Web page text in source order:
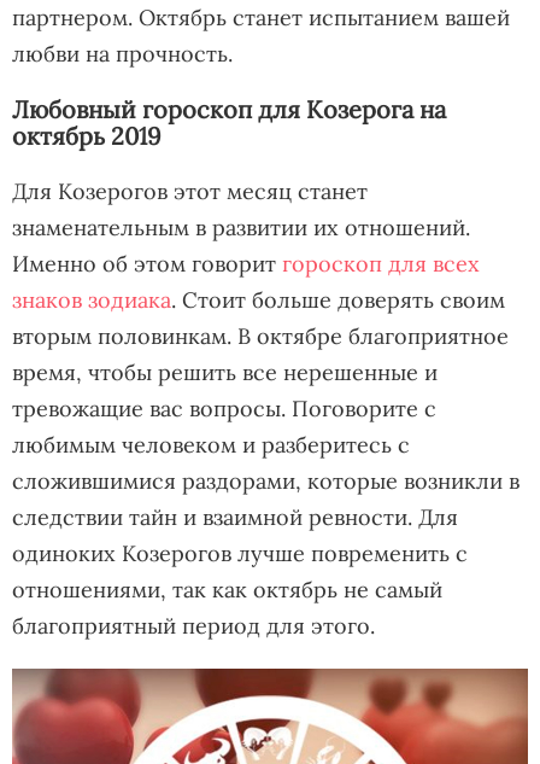
партнером. Октябрь станет испытанием вашей
любви на прочность.
Любовный гороскоп для Козерога на
октябрь 2019
Для Козерогов этот месяц станет
знаменательным в развитии их отношений.
Именно об этом говорит гороскоп для всех
знаков зодиака. Стоит больше доверять своим
вторым половинкам. В октябре благоприятное
время, чтобы решить все нерешенные и
тревожащие вас вопросы. Поговорите с
любимым человеком и разберитесь с
сложившимися раздорами, которые возникли в
следствии тайн и взаимной ревности. Для
одиноких Козерогов лучше повременить с
отношениями, так как октябрь не самый
благоприятный период для этого.